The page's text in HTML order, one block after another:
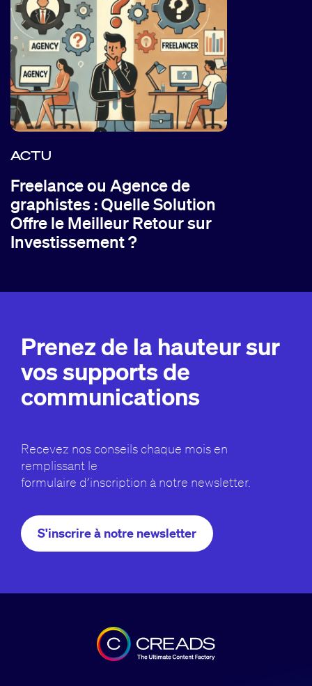
ACTU
Freelance ou Agence de
graphistes : Quelle Solution
Offre le Meilleur Retour sur
Investissement ?
Prenez de la hauteur sur
vos supports de
communications
Recevez nos conseils chaque mois en
remplissant le
formulaire d’inscription à notre newsletter.
S'inscrire à notre newsletter